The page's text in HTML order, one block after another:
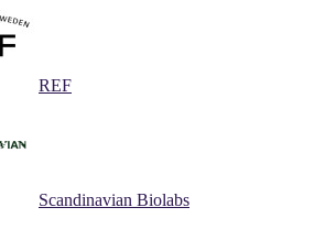
REF
Scandinavian Biolabs